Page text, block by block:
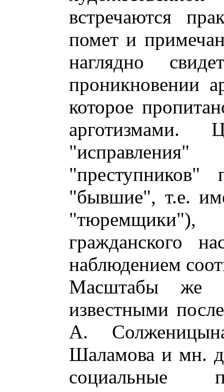
встречаются
помет и
наглядно
проникновении
которое
арготизмами.
"бывшие", т.е.
гражданского
наблюдением
Масштабы же
известными
А.
Шаламова и мн.
социальные